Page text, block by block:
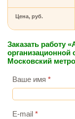
Цена, руб.
Заказать работу
организационной
Московский
Ваше имя *
E-mail *